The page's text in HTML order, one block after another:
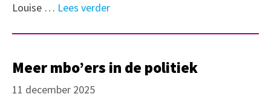
Louise … Lees verder
Meer mbo’ers in de politiek
11 december 2025